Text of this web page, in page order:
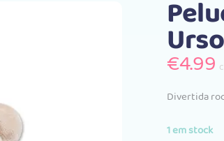
€4.99
Divertida
1 em stock